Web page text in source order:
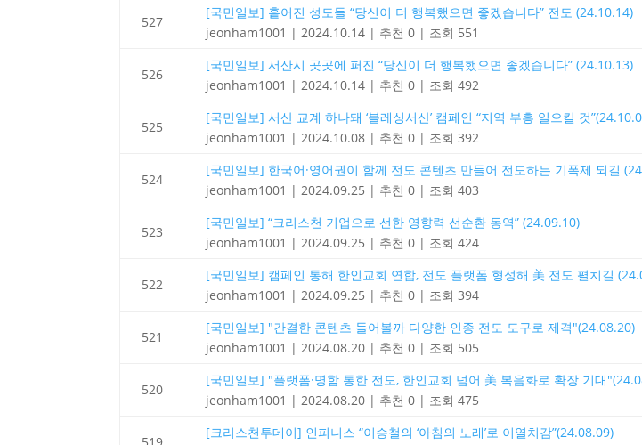
527
[국민일보] 흩어진 성도들 “당신이 더 행복했으면 좋겠습니다” 전도 (24.10.14)
jeonham1001 | 2024.10.14 | 추천 0 | 조회 551
526
[국민일보] 서산시 곳곳에 퍼진 “당신이 더 행복했으면 좋겠습니다” (24.10.13)
jeonham1001 | 2024.10.14 | 추천 0 | 조회 492
525
[국민일보] 서산 교계 하나돼 ‘블레싱서산’ 캠페인 “지역 부흥 일으킬 것
jeonham1001 | 2024.10.08 | 추천 0 | 조회 392
524
[국민일보] 한국어·영어권이 함께 전도 콘텐츠 만들어 전도하는 기폭제 되길
jeonham1001 | 2024.09.25 | 추천 0 | 조회 403
523
[국민일보] “크리스천 기업으로 선한 영향력 선순환 동역” (24.09.10)
jeonham1001 | 2024.09.25 | 추천 0 | 조회 424
522
[국민일보] 캠페인 통해 한인교회 연합, 전도 플랫폼 형성해 美 전도 펼치길
jeonham1001 | 2024.09.25 | 추천 0 | 조회 394
521
[국민일보] "간결한 콘텐츠 들어볼까 다양한 인종 전도 도구로 제격"(24.08.20)
jeonham1001 | 2024.08.20 | 추천 0 | 조회 505
520
[국민일보] "플랫폼·명함 통한 전도, 한인교회 넘어 美 복음화로 확장 기대
jeonham1001 | 2024.08.20 | 추천 0 | 조회 475
[크리스천투데이] 인피니스 “이승철의 ‘아침의 노래’로 이열치감”(24.08.09)